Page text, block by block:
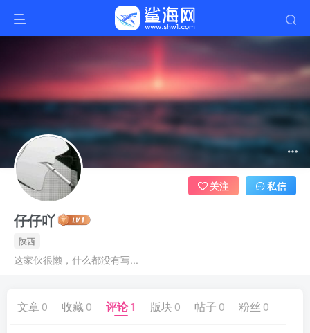
仔仔吖
陕西
这家伙很懒，什么都没有写...
关注 私信
文章0 收藏 0 评论1 版块 0 帖子 0 粉丝 0